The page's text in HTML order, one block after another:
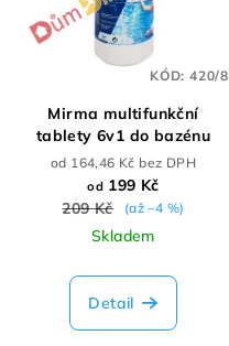
Mirma multifunkční
tablety 6v1 do bazénu
od 164,46 Kč bez DPH
od 199 Kč
209 Kč
(až –4 %)
Skladem
Detail
KÓD: 420/8